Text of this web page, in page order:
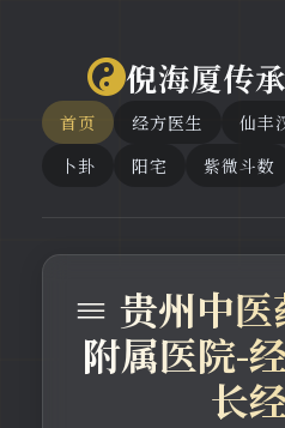
倪海厦传承
首页 经方医生 仙丰
卜卦
阳宅 紫微斗数
≡ 贵州中医
附属医院-
长